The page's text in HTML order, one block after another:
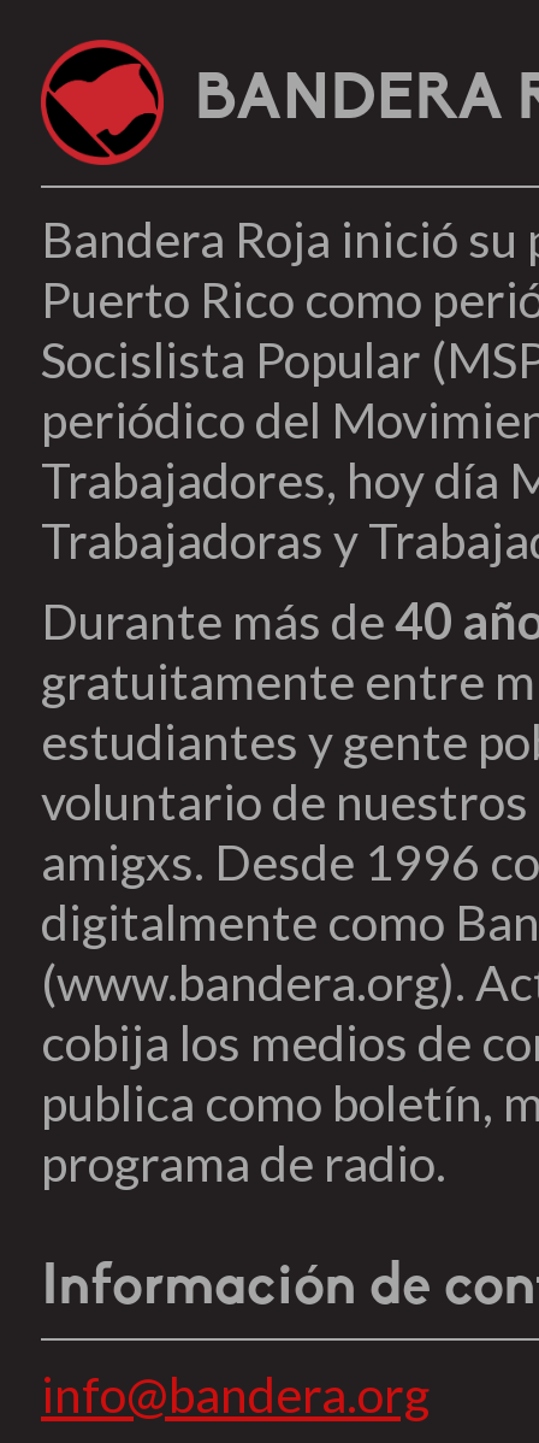
BANDERA
Bandera Roja inició
Puerto Rico como
Socislista Popular
periódico del
Trabajadores, hoy día
Trabajadoras y
Durante más de40
gratuitamente entre
estudiantes y gente
voluntario de
amigxs. Desde 1996
digitalmente como
(www.bandera.org).
cobija los medios de
publica como boletín,
programa de radio.
Información de
info@bandera.org